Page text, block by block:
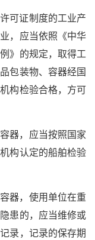
可证制度的工业产
，应当依照《中华
》的规定，取得工
包装物、容器经国
构检验合格，方可
器，应当按照国家
构认定的船舶检验
器，使用单位在重
患的，应当维修或
录，记录的保存期